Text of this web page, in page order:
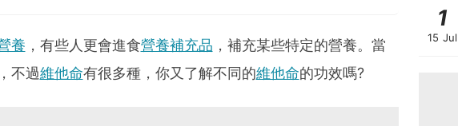
養 ，有些人更會進食營養補充品 ，補充某些特定的營養。當
，不過維他命有很多種，你又了解不同的維他命的功效嗎?
1
15 Jul